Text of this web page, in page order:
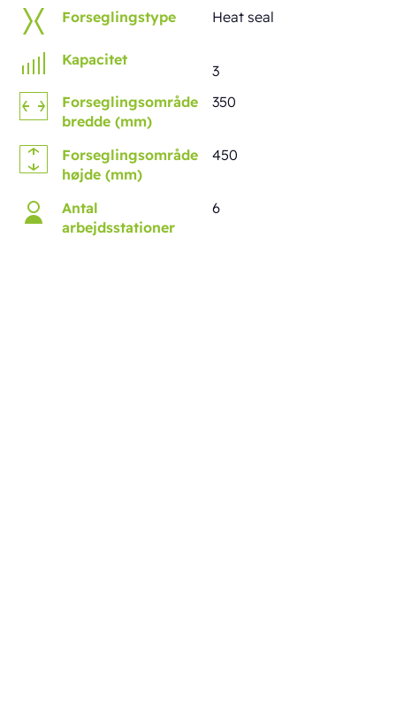
Forseglingstype Heat seal
Kapacitet
3
Forseglingsområde
bredde (mm)
350
Forseglingsområde
højde (mm)
450
Antal
arbejdsstationer
6